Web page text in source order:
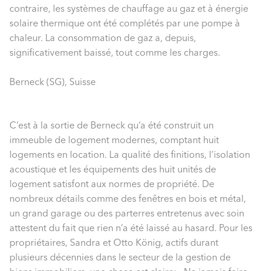
contraire, les systèmes de chauffage au gaz et à énergie
solaire thermique ont été complétés par une pompe à
chaleur. La consommation de gaz a, depuis,
significativement baissé, tout comme les charges.
Berneck (SG), Suisse
C’est à la sortie de Berneck qu’a été construit un
immeuble de logement modernes, comptant huit
logements en location. La qualité des finitions, l’isolation
acoustique et les équipements des huit unités de
logement satisfont aux normes de propriété. De
nombreux détails comme des fenêtres en bois et métal,
un grand garage ou des parterres entretenus avec soin
attestent du fait que rien n’a été laissé au hasard. Pour les
propriétaires, Sandra et Otto König, actifs durant
plusieurs décennies dans le secteur de la gestion de